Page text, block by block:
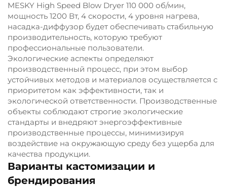
MESKY High Speed Blow Dryer 110 000 об/мин,
мощность 1200 Вт, 4 скорости, 4 уровня нагрева,
насадка-диффузор будет обеспечивать стабильную
производительность, которую требуют
профессиональные пользователи.
Экологические аспекты определяют
производственный процесс, при этом выбор
устойчивых методов и материалов осуществляется с
приоритетом как эффективности, так и
экологической ответственности. Производственные
объекты соблюдают строгие экологические
стандарты и внедряют энергоэффективные
производственные процессы, минимизируя
воздействие на окружающую среду без ущерба для
качества продукции.
Варианты кастомизации и
брендирования